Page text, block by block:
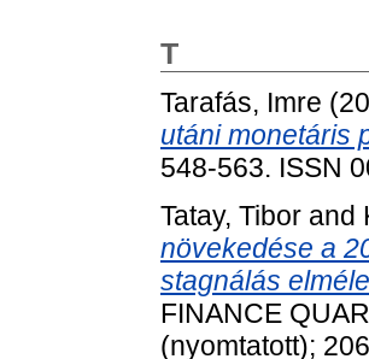
T
Tarafás, Imre
utáni monetáris
548-563. ISSN
Tatay, Tibor and
növekedése a
stagnálás
FINANCE
(nyomtatott);